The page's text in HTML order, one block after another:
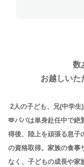
数
お越しい
2人の子ども、兄(中学
🫶パパは単身赴任中で絶
得後、陸上を頑張る息子
の資格取得。 家族の食事
なく、子どもの成長や家